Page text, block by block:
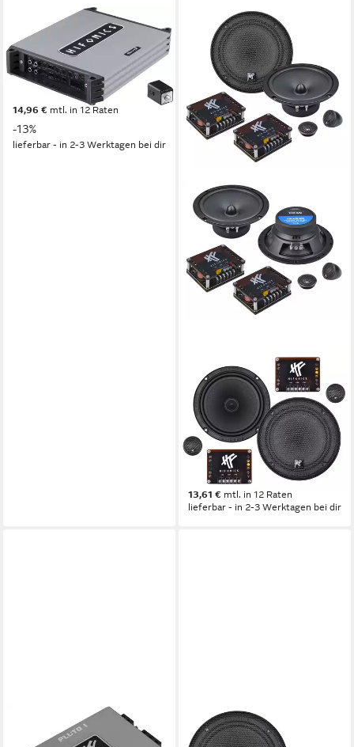
HIFONICS
MERCURY IV V2 Class A/B
Analog 4-Kanal Verstärker
Verstärker
ab 163,77 € UVP189,00 €
14,96 € mtl. in 12 Raten
-13%
lieferbar - in 2-3 Werktagen bei dir
HIFONICS
Titan TRX6.2C, 16,5 cm (6,5)
2-Wege Komponenten-
System Auto-Lautsprecher
100 W Gesamtleistung
0 kg
Gewicht
149,00 €
13,61 € mtl. in 12 Raten
lieferbar - in 2-3 Werktagen bei dir
Hifonics PLUTO I Mono